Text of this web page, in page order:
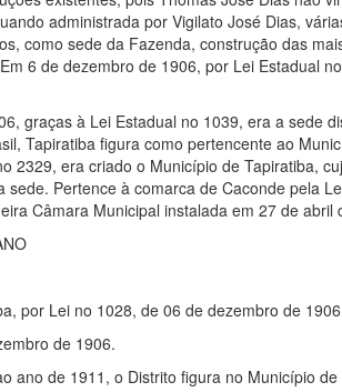
administrada por Vigilato José Dias,
como sede da Fazenda, construção das
6 de dezembro de 1906, por Lei Estadual
graças à Lei Estadual no 1039, era a sede
Tapiratiba figura como pertencente ao
2329, era criado o Município de Tapiratiba,
Pertence à comarca de Caconde pela
Câmara Municipal instalada em 27 de abril
por Lei no 1028, de 06 de dezembro de
de 1906.
ano de 1911, o Distrito figura no Município de